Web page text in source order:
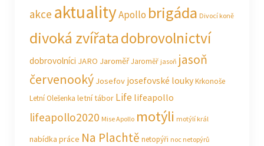
akce aktualityApollo brigáda Divocí koně
divoká zvířatadobrovolnictví
dobrovolníci JARO JaroměřJaroměř jasoň jasoň
červenooký Josefov josefovské loukyKrkonoše
Letní Olešenka letní tábor Life lifeapollo
lifeapollo2020 Mise Apollo motýli motýlí král
nabídka práce Na Plachtě netopýři noc netopýrů